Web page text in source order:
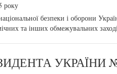
року
безпеки і оборони
та інших обмежувальних
УКРАЇНИ